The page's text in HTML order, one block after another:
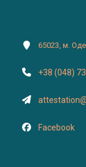
65023, м.
+38 (048)
Facebook